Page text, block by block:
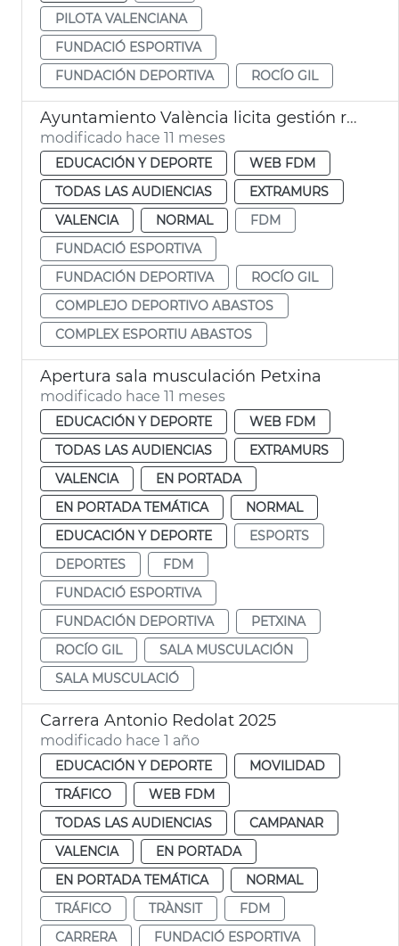
PILOTA VALENCIANA
FUNDACIÓ ESPORTIVA
FUNDACIÓN DEPORTIVA
ROCÍO GIL
Ayuntamiento València licita gestión rehabilitación complejo deportivo Abastos
modificado hace 11 meses
EDUCACIÓN Y DEPORTE
WEB FDM
TODAS LAS AUDIENCIAS
EXTRAMURS
VALENCIA
NORMAL
FDM
FUNDACIÓ ESPORTIVA
FUNDACIÓN DEPORTIVA
ROCÍO GIL
COMPLEJO DEPORTIVO ABASTOS
COMPLEX ESPORTIU ABASTOS
Apertura sala musculación Petxina
modificado hace 11 meses
EDUCACIÓN Y DEPORTE
WEB FDM
TODAS LAS AUDIENCIAS
EXTRAMURS
VALENCIA
EN PORTADA
EN PORTADA TEMÁTICA
NORMAL
EDUCACIÓN Y DEPORTE
ESPORTS
DEPORTES
FDM
FUNDACIÓ ESPORTIVA
FUNDACIÓN DEPORTIVA
PETXINA
ROCÍO GIL
SALA MUSCULACIÓN
SALA MUSCULACIÓ
Carrera Antonio Redolat 2025
modificado hace 1 año
EDUCACIÓN Y DEPORTE
MOVILIDAD
TRÁFICO
WEB FDM
TODAS LAS AUDIENCIAS
CAMPANAR
VALENCIA
EN PORTADA
EN PORTADA TEMÁTICA
NORMAL
TRÁFICO
TRÀNSIT
FDM
CARRERA
FUNDACIÓ ESPORTIVA